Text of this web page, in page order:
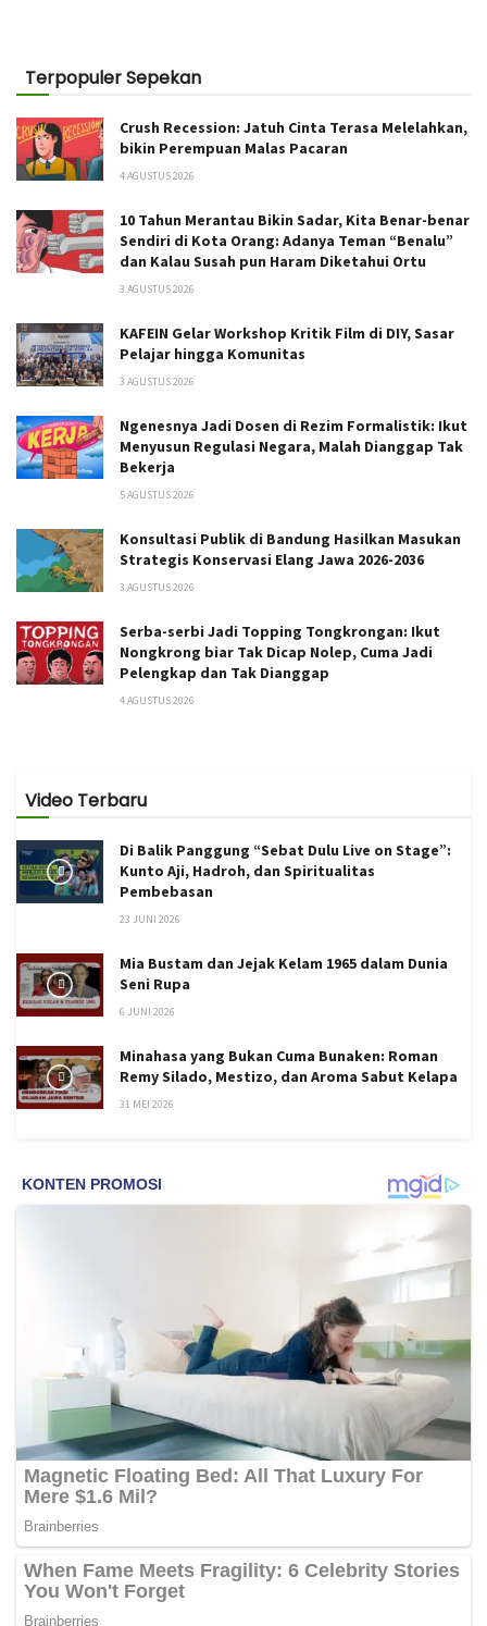
Terpopuler Sepekan
Crush Recession: Jatuh Cinta Terasa Melelahkan,
bikin Perempuan Malas Pacaran
4 AGUSTUS 2026
10 Tahun Merantau Bikin Sadar, Kita Benar-benar
Sendiri di Kota Orang: Adanya Teman “Benalu”
dan Kalau Susah pun Haram Diketahui Ortu
3 AGUSTUS 2026
KAFEIN Gelar Workshop Kritik Film di DIY, Sasar
Pelajar hingga Komunitas
3 AGUSTUS 2026
Ngenesnya Jadi Dosen di Rezim Formalistik: Ikut
Menyusun Regulasi Negara, Malah Dianggap Tak
Bekerja
5 AGUSTUS 2026
Konsultasi Publik di Bandung Hasilkan Masukan
Strategis Konservasi Elang Jawa 2026-2036
3 AGUSTUS 2026
Serba-serbi Jadi Topping Tongkrongan: Ikut
Nongkrong biar Tak Dicap Nolep, Cuma Jadi
Pelengkap dan Tak Dianggap
4 AGUSTUS 2026
Video Terbaru
Di Balik Panggung “Sebat Dulu Live on Stage”:
Kunto Aji, Hadroh, dan Spiritualitas
Pembebasan
23 JUNI 2026
Mia Bustam dan Jejak Kelam 1965 dalam Dunia
Seni Rupa
6 JUNI 2026
Minahasa yang Bukan Cuma Bunaken: Roman
Remy Silado, Mestizo, dan Aroma Sabut Kelapa
31 MEI 2026